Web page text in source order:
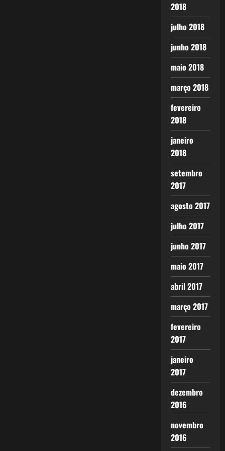
2018
julho 2018
junho 2018
maio 2018
março 2018
fevereiro
2018
janeiro
2018
setembro
2017
agosto 2017
julho 2017
junho 2017
maio 2017
abril 2017
março 2017
fevereiro
2017
janeiro
2017
dezembro
2016
novembro
2016